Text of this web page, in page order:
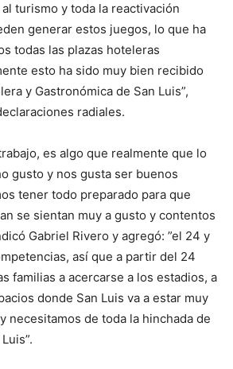
turismo y toda la reactivación
generar estos juegos, lo que ha
todas las plazas hoteleras
esto ha sido muy bien recibido
y Gastronómica de San Luis”,
radiales.
es algo que realmente que lo
gusto y nos gusta ser buenos
tener todo preparado para que
se sientan muy a gusto y contentos
Gabriel Rivero y agregó: ”el 24 y
así que a partir del 24
familias a acercarse a los estadios, a
donde San Luis va a estar muy
necesitamos de toda la hinchada de